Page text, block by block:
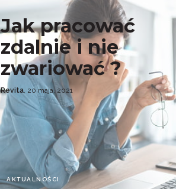
Jak pracować
zdalnie i nie
zwariować ?
Revita, 20 maja, 2021
AKTUALNOŚCI